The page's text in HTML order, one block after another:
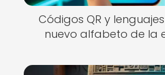
Códigos QR y lenguajes
nuevo alfabeto de la